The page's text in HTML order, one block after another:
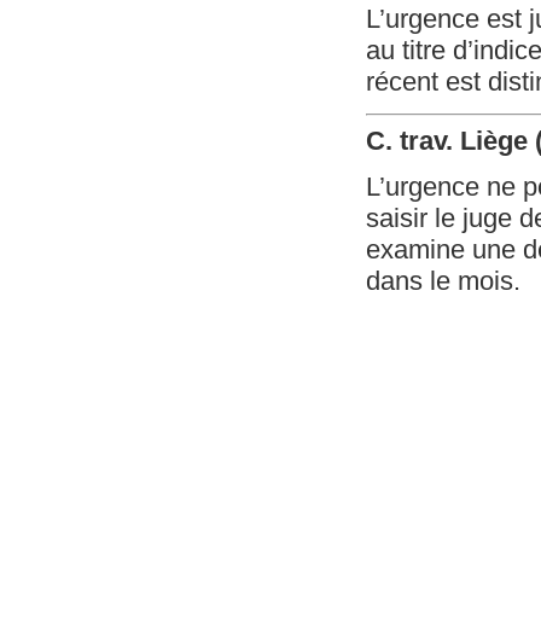
L’urgence est
au titre
récent est
C. trav. Liège
L’urgence ne
saisir le juge
examine une
dans le mois.